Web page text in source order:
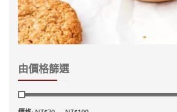
由價格篩選